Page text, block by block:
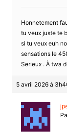
Honnetement
tu veux juste te
si tu veux euh
sensations le
Serieux . À twa
5 avril 2026 à